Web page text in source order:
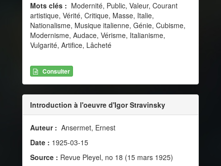
Mots clés : Modernité, Public, Valeur, Courant
artistique, Vérité, Critique, Masse, Italie,
Nationalisme, Musique italienne, Génie, Cubisme,
Modernisme, Audace, Vérisme, Italianisme,
Vulgarité, Artifice, Lâcheté
Consulter
Introduction à l'oeuvre d'Igor Stravinsky
Auteur : Ansermet, Ernest
Date : 1925-03-15
Source : Revue Pleyel, no 18 (15 mars 1925)